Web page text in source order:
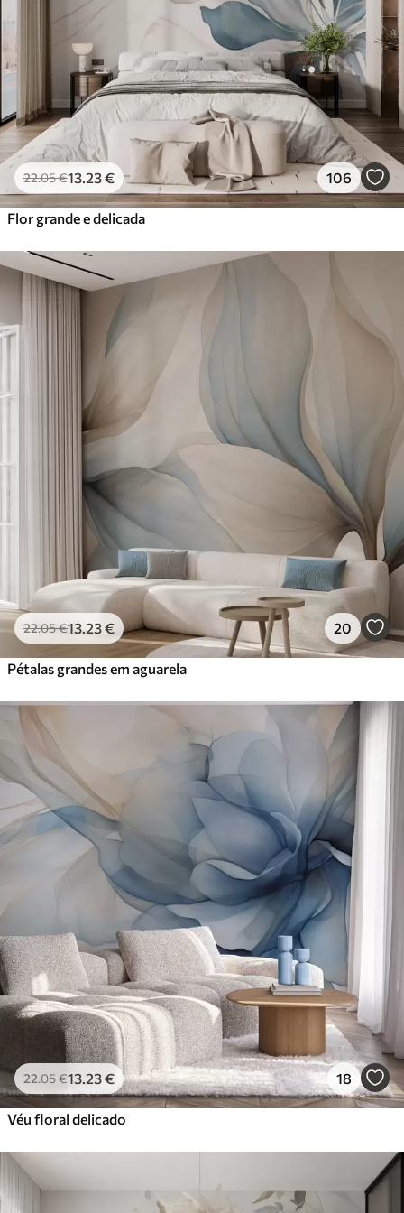
34.00 €
Vinil Premium
39.00 €/m²
Peel and Stick
81.6749.00€/m²
22.05€13 .23€ 106
Flor grande e delicada
22.05€13.23€ 20
Pétalas grandes em aguarela
22.05€13 .23€ 18
Véu floral delicado